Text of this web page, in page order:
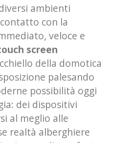
ambienti
con la
veloce e
screen
della domotica
palesando
possibilità oggi
dei dispositivi
al meglio alle
realtà alberghiere